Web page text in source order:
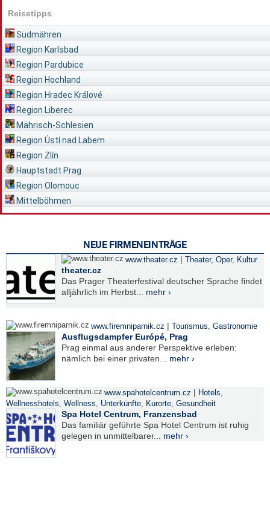
Reisetipps
Südmähren
Region Karlsbad
Region Pardubice
Region Hochland
Region Hradec Králové
Region Liberec
Mährisch-Schlesien
Region Ústí nad Labem
Region Zlín
Hauptstadt Prag
Region Olomouc
Mittelböhmen
NEUE FIRMENEINTRÄGE
www.theater.cz | Theater, Oper, Kultur
theater.cz
Das Prager Theaterfestival deutscher Sprache findet
alljährlich im Herbst... mehr ›
www.firemniparnik.cz | Tourismus, Gastronomie
Ausflugsdampfer Európé, Prag
Prag einmal aus anderer Perspektive erleben:
nämlich bei einer privaten... mehr ›
www.spahotelcentrum.cz | Hotels,
Wellnesshotels, Wellness, Unterkünfte, Kurorte, Gesundheit
Spa Hotel Centrum, Franzensbad
Das familiär geführte Spa Hotel Centrum ist ruhig
gelegen in unmittelbarer... mehr ›